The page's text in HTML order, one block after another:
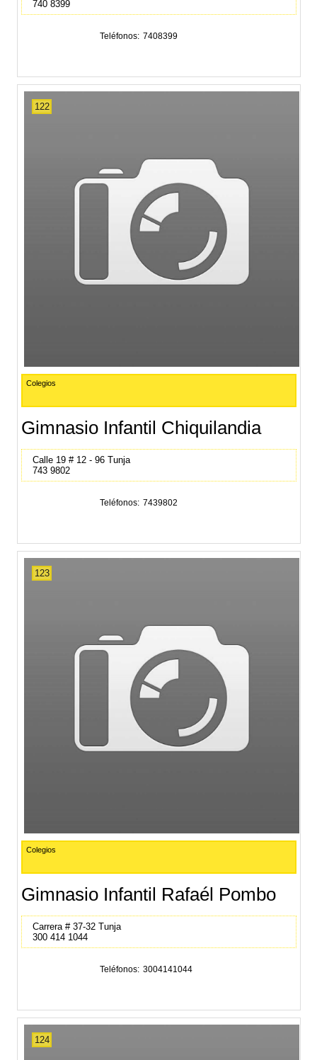
740 8399
Teléfonos 7408399
122
Colegios
Gimnasio Infantil Chiquilandia
Calle 19 # 12 - 96 Tunja
743 9802
Teléfonos 7439802
123
Colegios
Gimnasio Infantil Rafaél Pombo
Carrera # 37-32 Tunja
300 414 1044
Teléfonos 3004141044
124